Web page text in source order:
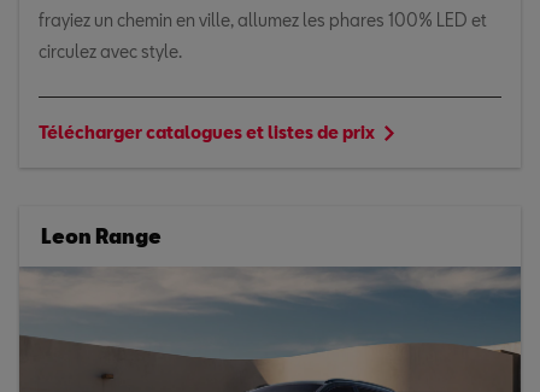
frayiez un chemin en ville, allumez les phares 100% LED et
circulez avec style.
Télécharger catalogues et listes de prix
Leon Range